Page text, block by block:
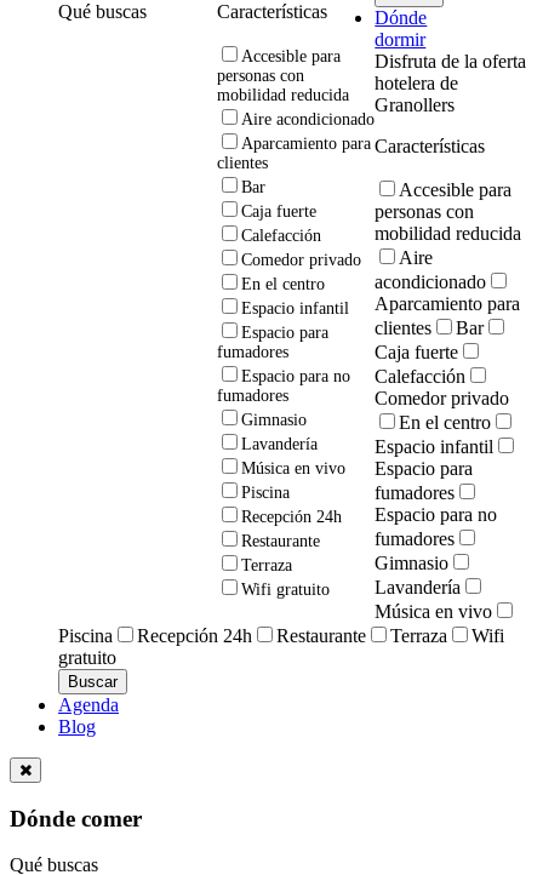
Qué buscas
Características
Accesible para
personas con
mobilidad reducida
Aire acondicionado
Aparcamiento para
clientes
Bar
Caja fuerte
Calefacción
Comedor privado
En el centro
Espacio infantil
Espacio para
fumadores
Espacio para no
fumadores
Gimnasio
Lavandería
Música en vivo
Piscina
Recepción 24h
Restaurante
Terraza
Wifi gratuito
Dónde
dormir
Disfruta de la oferta
hotelera de
Granollers
Características
Accesible para
personas con
mobilidad reducida
Aire
acondicionado
Aparcamiento para
clientes
Bar
Caja fuerte
Calefacción
Comedor privado
En el centro
Espacio infantil
Espacio para
fumadores
Espacio para no
fumadores
Gimnasio
Lavandería
Música en vivo
Piscina
Recepción 24h Restaurante Terraza
Wifi
gratuito
Agenda
Blog
Dónde comer
Qué buscas